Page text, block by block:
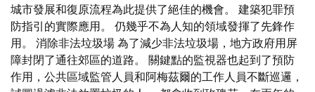
城市發展和復原流程為此提供了絕佳的機會。 建築犯罪預
防指引的實際應用。 仍幾乎不為人知的領域發揮了先鋒作
用。 消除非法垃圾場 為了減少非法垃圾場，地方政府用屏
障封閉了通往郊區的道路。 關鍵點的監視器也起到了預防
作用，公共區域監管人員和阿梅茲爾的工作人員不斷巡邏，